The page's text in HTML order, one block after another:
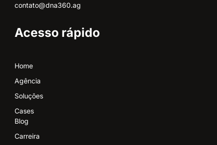
contato@dna360.ag
Acesso rápido
Home
Agência
Soluções
Cases
Blog
Carreira